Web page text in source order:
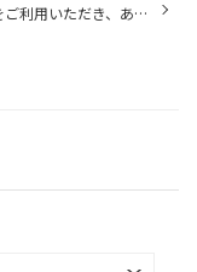
日頃より、タイヤ館をご利用いただき、ありがとうございます。 さて、当店と同じチェーン店の近隣タイヤ館店舗で作業いたしましたタイヤ交換をご紹介します。 （WEB掲載をご快諾いただきましたお客様！大変感謝しております。 いつもご愛顧いただき誠にありがとうございます！！） おクルマ：マツダ...